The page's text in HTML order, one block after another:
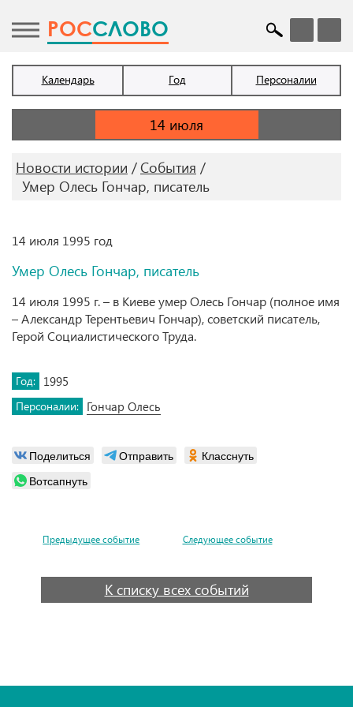
POCСЛОВО
Календарь Год Персоналии
Новости истории
События
Умер Олесь Гончар, писатель
14 июля 1995 год
Умер Олесь Гончар, писатель
14 июля 1995 г. – в Киеве умер Олесь Гончар (полное имя
– Александр Терентьевич Гончар), советский писатель,
Герой Социалистического Труда.
Год: 1995
Персоналии: Гончар Олесь
Поделиться Отправить
Класснуть
Вотсапнуть
Предыдущее событие Следующее событие
К списку всех событий